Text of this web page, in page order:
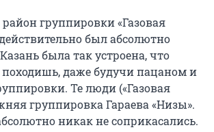
группировки «Газовая
был абсолютно
была так устроена, что
походишь, даже будучи пацаном и
Те люди («Газовая
группировка Гараева «Низы».
никак не соприкасались.